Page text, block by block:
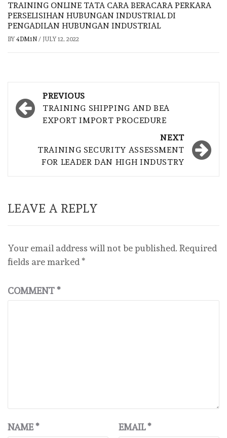
TRAINING ONLINE TATA CARA BERACARA PERKARA
PERSELISIHAN HUBUNGAN INDUSTRIAL DI
PENGADILAN HUBUNGAN INDUSTRIAL
BY 4DM1N / JULY 12, 2022
Post
navigation
PREVIOUS
TRAINING SHIPPING AND BEA
EXPORT IMPORT PROCEDURE
NEXT
TRAINING SECURITY ASSESSMENT
FOR LEADER DAN HIGH INDUSTRY
LEAVE A REPLY
Your email address will not be published. Required
fields are marked*
COMMENT*
NAME* EMAIL*